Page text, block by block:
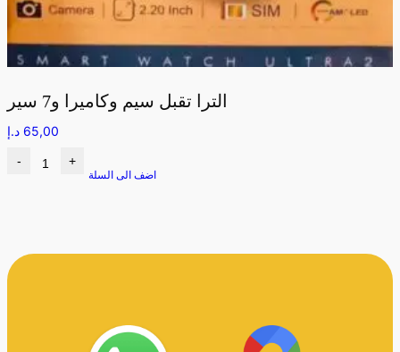
الترا تقبل سيم وكاميرا و7 سير
65,00 د.إ
- +
اضف الى السلة